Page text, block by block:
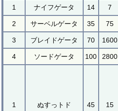
1 ナイフゲータ 14 7
2 サーベルゲータ 35 75
3 ブレイドゲータ 70 1600
4 ソードゲータ 100 2800
1 ぬすっトド 45 15